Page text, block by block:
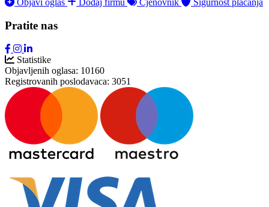
Objavi oglas Dodaj firmu Cjenovnik Sigurnost plaćanja
Pratite nas
Statistike
Objavljenih oglasa: 10160
Registrovanih poslodavaca: 3051